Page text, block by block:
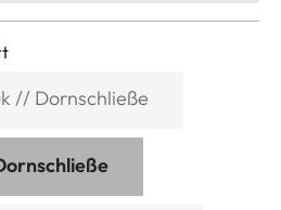
// Dornschließe